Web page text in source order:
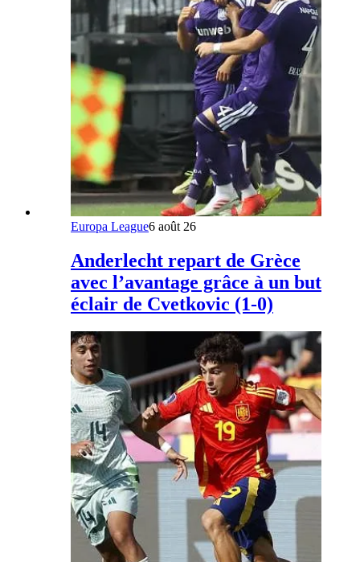
Europa League6 août 26
Anderlecht repart de Grèce
avec l’avantage grâce à un but
éclair de Cvetkovic (1-0)